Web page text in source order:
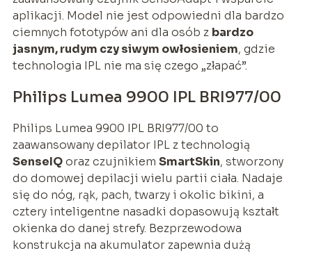
aplikacji. Model nie jest odpowiedni dla bardzo
ciemnych fototypów ani dla osób z bardzo
jasnym, rudym czy siwym owłosieniem, gdzie
technologia IPL nie ma się czego „złapać”.
Philips Lumea 9900 IPL BRI977/00
Philips Lumea 9900 IPL BRI977/00 to
zaawansowany depilator IPL z technologią
SenseIQoraz czujnikiem SmartSkin, stworzony
do domowej depilacji wielu partii ciała. Nadaje
się do nóg, rąk, pach, twarzy i okolic bikini, a
cztery inteligentne nasadki dopasowują kształt
okienka do danej strefy. Bezprzewodowa
konstrukcja na akumulator zapewnia dużą